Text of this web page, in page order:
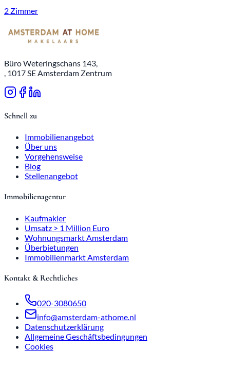
2 Zimmer
Büro Weteringschans 143,
, 1017 SE Amsterdam Zentrum
Schnell zu
Immobilienangebot
Über uns
Vorgehensweise
Blog
Stellenangebot
Immobilienagentur
Kaufmakler
Umsatz > 1 Million Euro
Wohnungsmarkt Amsterdam
Überbietungen
Immobilienmarkt Amsterdam
Kontakt & Rechtliches
020-3080650
info@amsterdam-athome.nl
Datenschutzerklärung
Allgemeine Geschäftsbedingungen
Cookies